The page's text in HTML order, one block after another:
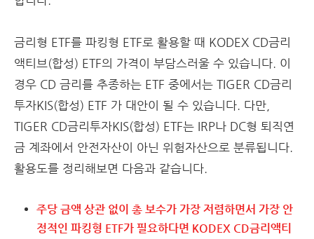
금리형 ETF를 파킹형 ETF로 활용할 때 KODEX CD금리
액티브(합성) ETF의 가격이 부담스러울 수 있습니다. 이
경우 CD 금리를 추종하는 ETF 중에서는 TIGER CD금리
투자KIS(합성) ETF 가 대안이 될 수 있습니다. 다만,
TIGER CD금리투자KIS(합성) ETF는 IRP나 DC형 퇴직연
금 계좌에서 안전자산이 아닌 위험자산으로 분류됩니다.
활용도를 정리해보면 다음과 같습니다.
주당 금액 상관 없이 총 보수가 가장 저렴하면서 가장 안
정적인 파킹형 ETF가 필요하다면 KODEX CD금리액티